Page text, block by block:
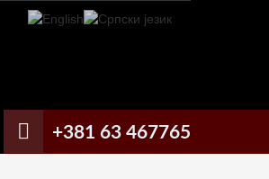
+381 63 467765